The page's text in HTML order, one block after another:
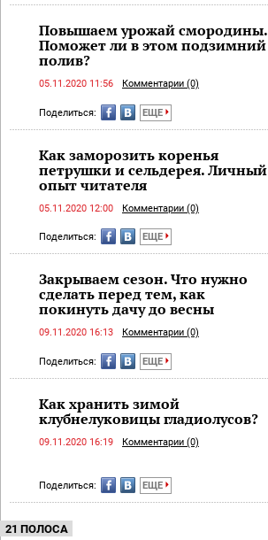
Повышаем урожай смородины.
Поможет ли в этом подзимний
полив?
05.11.2020 11:56 Комментарии (0)
Поделиться: ЕЩЕ
Как заморозить коренья
петрушки и сельдерея. Личный
опыт читателя
05.11.2020 12:00 Комментарии (0)
Поделиться: ЕЩЕ
Закрываем сезон. Что нужно
сделать перед тем, как
покинуть дачу до весны
09.11.2020 16:13 Комментарии (0)
Поделиться: ЕЩЕ
Как хранить зимой
клубнелуковицы гладиолусов?
09.11.2020 16:19 Комментарии (0)
Поделиться: ЕЩЕ
21 ПОЛОСА